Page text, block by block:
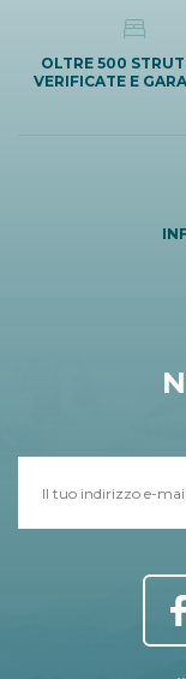
OLTRE 500
VERIFICATE E